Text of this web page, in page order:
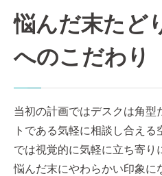
悩んだ末たど
へのこだわり
当初の計画ではデスクは角型
トである気軽に相談し合え
では視覚的に気軽に立ち寄り
悩んだ末にやわらかい印象に